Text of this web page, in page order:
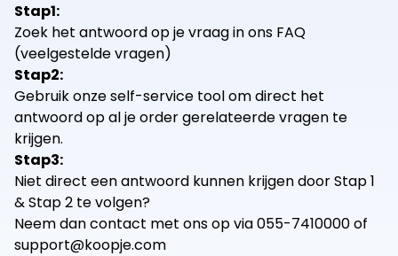
Stap1:
Zoek het antwoord op je vraag in ons FAQ
(veelgestelde vragen)
Stap2:
Gebruik onzeself-service toolom direct het
antwoord op al je order gerelateerde vragen te
krijgen.
Stap3:
Niet direct een antwoord kunnen krijgen door Stap 1
& Stap 2 te volgen?
Neem dan contact met ons op via 055-7410000 of
support@koopje.com